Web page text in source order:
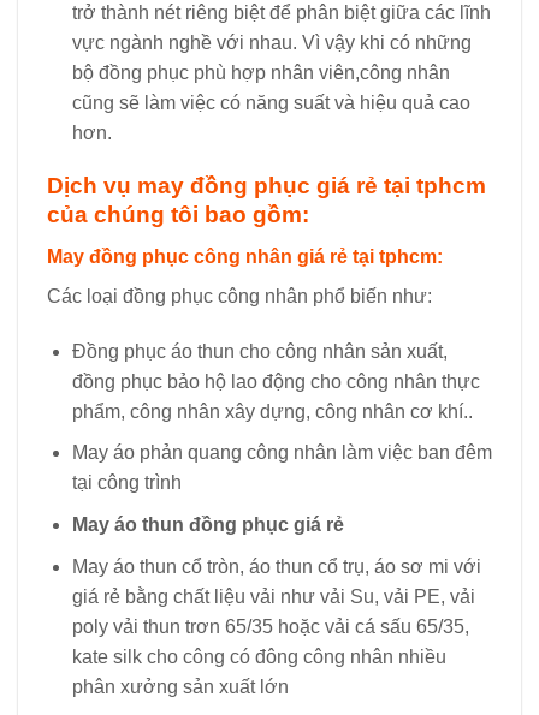
trở thành nét riêng biệt để phân biệt giữa các lĩnh
vực ngành nghề với nhau. Vì vậy khi có những
bộ đồng phục phù hợp nhân viên,công nhân
cũng sẽ làm việc có năng suất và hiệu quả cao
hơn.
Dịch vụ may đồng phục giá rẻ tại tphcm
của chúng tôi bao gồm:
May đồng phục công nhân giá rẻ tại tphcm:
Các loại đồng phục công nhân phổ biến như:
Đồng phục áo thun cho công nhân sản xuất,
đồng phục bảo hộ lao động cho công nhân thực
phẩm, công nhân xây dựng, công nhân cơ khí..
May áo phản quang công nhân làm việc ban đêm
tại công trình
May áo thun đồng phục giá rẻ
May áo thun cổ tròn, áo thun cổ trụ, áo sơ mi với
giá rẻ bằng chất liệu vải như vải Su, vải PE, vải
poly vải thun trơn 65/35 hoặc vải cá sấu 65/35,
kate silk cho công có đông công nhân nhiều
phân xưởng sản xuất lớn